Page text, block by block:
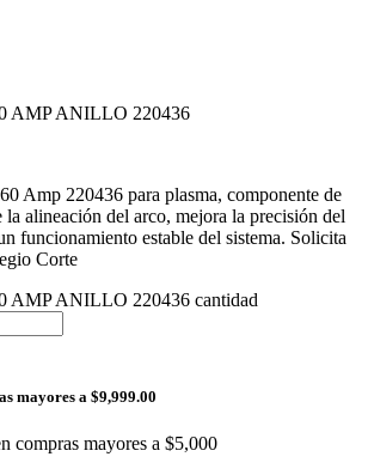
AMP ANILLO 220436
Amp 220436 para plasma, componente de
la alineación del arco, mejora la precisión del
funcionamiento estable del sistema. Solicita
Corte
AMP ANILLO 220436 cantidad
mayores a $9,999.00
compras mayores a $5,000